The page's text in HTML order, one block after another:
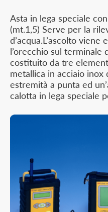
Asta in lega speciale
(mt.1,5) Serve per la
d’acqua.L’ascolto
l’orecchio sul terminale
costituito da tre
metallica in acciaio inox
estremità a punta ed
calotta in lega speciale